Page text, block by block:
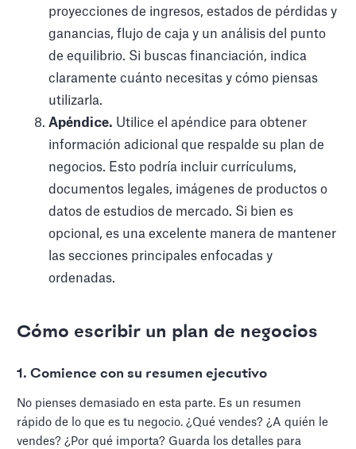
proyecciones de ingresos, estados de pérdidas y
ganancias, flujo de caja y un análisis del punto
de equilibrio. Si buscas financiación, indica
claramente cuánto necesitas y cómo piensas
utilizarla.
Apéndice. Utilice el apéndice para obtener
información adicional que respalde su plan de
negocios. Esto podría incluir currículums,
documentos legales, imágenes de productos o
datos de estudios de mercado. Si bien es
opcional, es una excelente manera de mantener
las secciones principales enfocadas y
ordenadas.
Cómo escribir un plan de negocios
1. Comience con su resumen ejecutivo
No pienses demasiado en esta parte. Es un resumen
rápido de lo que es tu negocio. ¿Qué vendes? ¿A quién le
vendes? ¿Por qué importa? Guarda los detalles para